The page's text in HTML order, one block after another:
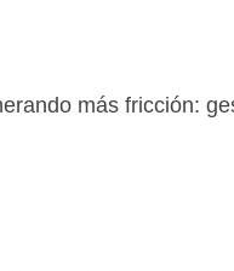
más fricción: